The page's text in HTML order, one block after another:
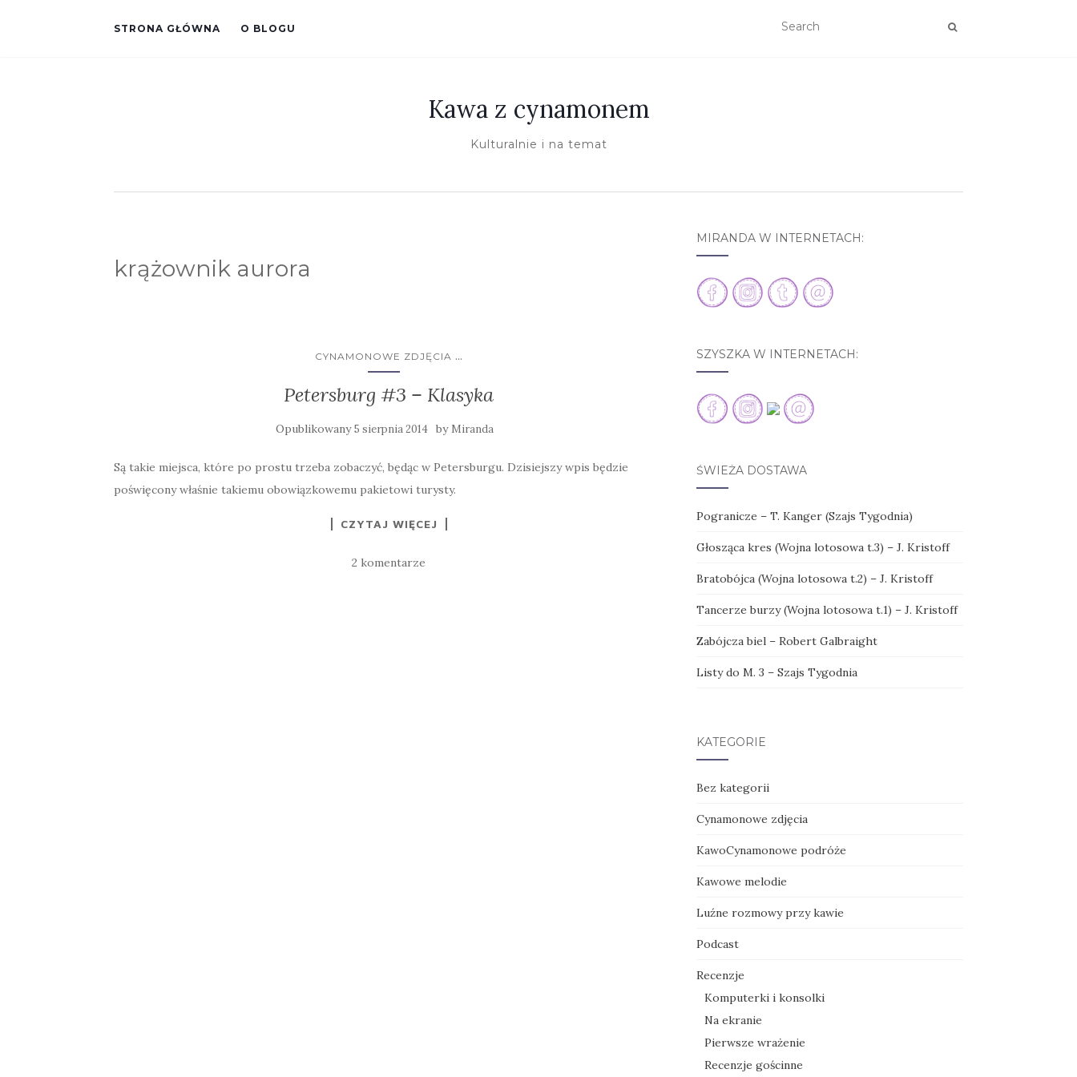
STRONA GŁÓWNA O BLOGU
Kawa z cynamonem
Kulturalnie i na temat
krążownik aurora
CYNAMONOWE ZDJĘCIA ...
Petersburg #3 – Klasyka
Opublikowany5 sierpnia 2014 by Miranda
Są takie miejsca, które po prostu trzeba zobaczyć, będąc w Petersburgu. Dzisiejszy wpis będzie
poświęcony właśnie takiemu obowiązkowemu pakietowi turysty.
CZYTAJ WIĘCEJ
2 komentarze
MIRANDA W INTERNETACH:
SZYSZKA W INTERNETACH:
ŚWIEŻA DOSTAWA
Pogranicze – T. Kanger (Szajs Tygodnia)
Głosząca kres (Wojna lotosowa t.3) – J. Kristoff
Bratobójca (Wojna lotosowa t.2) – J. Kristoff
Tancerze burzy (Wojna lotosowa t.1) – J. Kristoff
Zabójcza biel – Robert Galbraight
Listy do M. 3 – Szajs Tygodnia
KATEGORIE
Bez kategorii
Cynamonowe zdjęcia
KawoCynamonowe podróże
Kawowe melodie
Luźne rozmowy przy kawie
Podcast
Recenzje
Komputerki i konsolki
Na ekranie
Pierwsze wrażenie
Recenzje gościnne